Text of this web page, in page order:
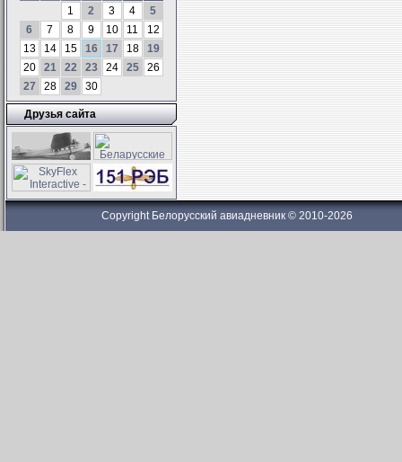
1
2 3 4
5
6
7 8 9 10 11
12
13
14 15 16 17 18
19
20
21 22 23 24 25
26
27
28 29 30
Друзья сайта
Copyright Белорусский авиадневник © 2010-2026